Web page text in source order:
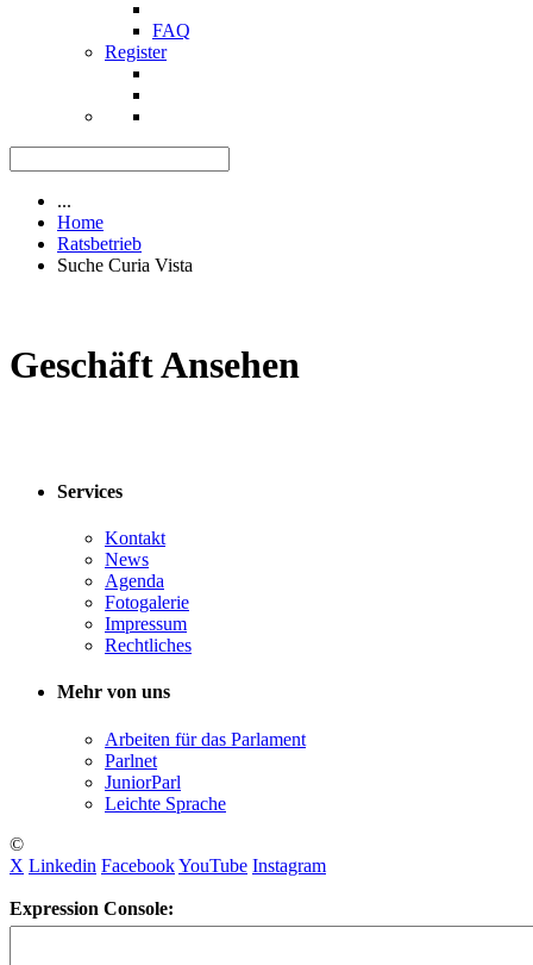
FAQ
Register
...
Home
Ratsbetrieb
Suche Curia Vista
Geschäft Ansehen
Services
Kontakt
News
Agenda
Fotogalerie
Impressum
Rechtliches
Mehr von uns
Arbeiten für das Parlament
Parlnet
JuniorParl
Leichte Sprache
©
X Linkedin FacebookYouTube Instagram
Expression Console: